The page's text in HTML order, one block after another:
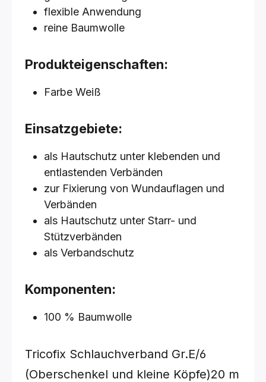
flexible Anwendung
reine Baumwolle
Produkteigenschaften:
Farbe Weiß
Einsatzgebiete:
als Hautschutz unter klebenden und
entlastenden Verbänden
zur Fixierung von Wundauflagen und
Verbänden
als Hautschutz unter Starr- und
Stützverbänden
als Verbandschutz
Komponenten:
100 % Baumwolle
Tricofix Schlauchverband Gr.E/6
(Oberschenkel und kleine Köpfe)20 m